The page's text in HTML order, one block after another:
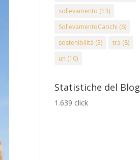
sollevamento (13)
SollevamentoCarichi (6)
sostenibilità (3) tra (8)
un (10)
Statistiche del Blog
1.639 click